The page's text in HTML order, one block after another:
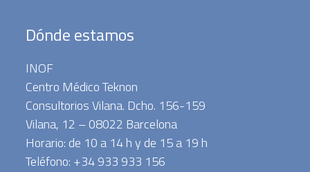
Dónde estamos
INOF
Centro Médico Teknon
Consultorios Vilana. Dcho. 156-159
Vilana, 12 – 08022 Barcelona
Horario: de 10 a 14 h y de 15 a 19 h
Teléfono: +34 933 933 156